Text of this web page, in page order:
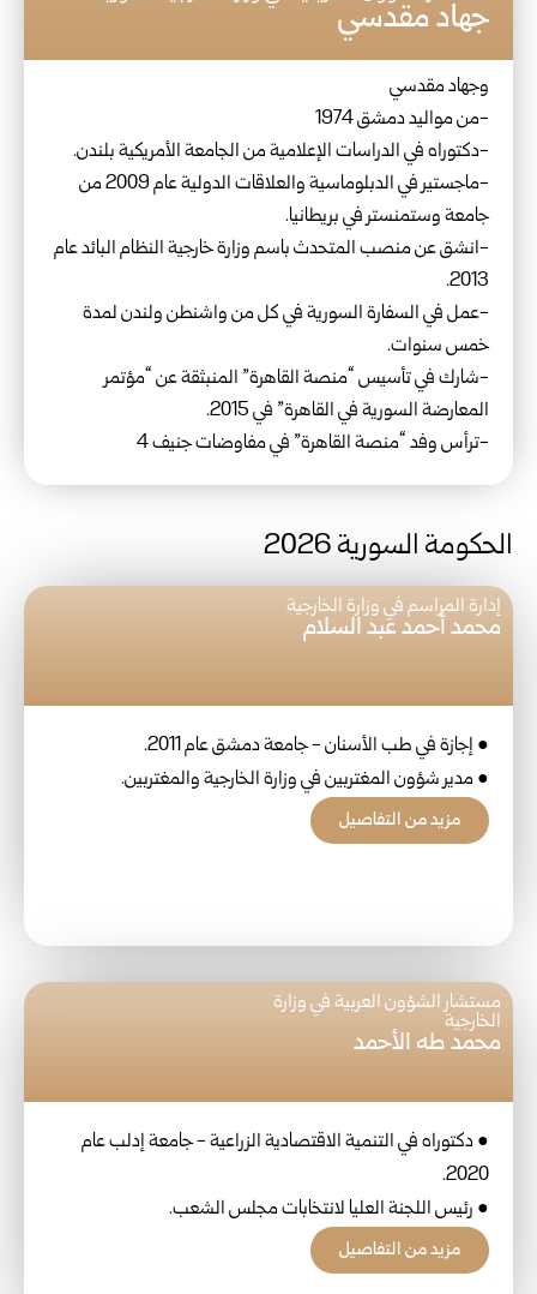
جهاد مقدسي
وجهاد مقدسي
-من مواليد دمشق 1974
-دكتوراه في الدراسات الإعلامية من الجامعة الأمريكية بلندن.
-ماجستير في الدبلوماسية والعلاقات الدولية عام 2009 من
جامعة وستمنستر في بريطانيا.
-انشق عن منصب المتحدث باسم وزارة خارجية النظام البائد عام
2013.
-عمل في السفارة السورية في كل من واشنطن ولندن لمدة
خمس سنوات.
-شارك في تأسيس “منصة القاهرة” المنبثقة عن “مؤتمر
المعارضة السورية في القاهرة” في 2015.
-ترأس وفد “منصة القاهرة” في مفاوضات جنيف 4
الحكومة السورية 2026
إدارة المراسم في وزارة الخارجية
محمد أحمد عبد السلام
● إجازة في طب الأسنان - جامعة دمشق عام 2011.
● مدير شؤون المغتربين في وزارة الخارجية والمغتربين.
مزيد من التفاصيل
مستشار الشؤون العربية في وزارة
الخارجية
محمد طه الأحمد
● دكتوراه في التنمية الاقتصادية الزراعية - جامعة إدلب عام
2020.
● رئيس اللجنة العليا لانتخابات مجلس الشعب.
مزيد من التفاصيل